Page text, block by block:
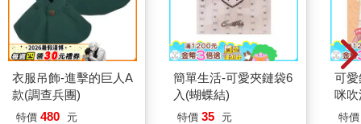
況且，從姚淇與我的對談中，蔡欣頤已然得知若不是我之前先惹
上了姚淇，姚淇也不會更將蔡欣頤視為眼中釘，還將對我的厭惡
一併發洩在她身上。
因此即便我向蔡欣頤道歉，她雖然說沒有生我的氣，卻也不敢再
信任我。
衣服吊飾-進擊的巨人A
款(調查兵團)
特價 480 元
簡單生活-可愛夾鏈袋6
入(蝴蝶結)
特價 35 元
可
咪
特價